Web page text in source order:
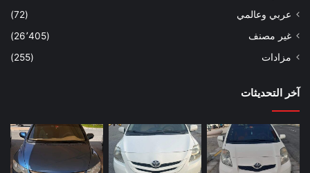
عربي وعالمي
(72)
غير مصنف
(26٬405)
مزادات
(255)
آخر التحديثات